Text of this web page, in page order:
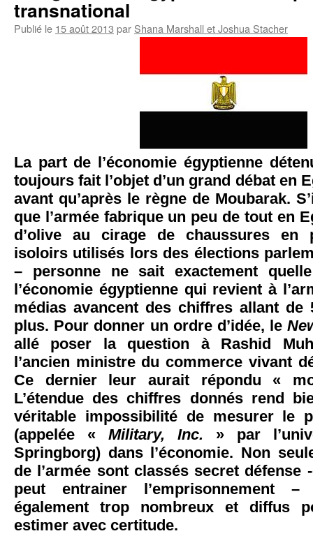
transnational
Publié le 15 août 2013 par Shana Marshall et Joshua Stacher
La part de l’économie égyptienne
toujours fait l’objet d’un grand débat en
avant qu’après le règne de Moubarak.
que l’armée fabrique un peu de tout en
d’olive au cirage de chaussures en
isoloirs utilisés lors des élections
– personne ne sait exactement
l’économie égyptienne qui revient à
médias avancent des chiffres allant de
plus. Pour donner un ordre d’idée, le
allé poser la question à Rashid
l’ancien ministre du commerce vivant
Ce dernier leur aurait répondu «
L’étendue des chiffres donnés rend
véritable impossibilité de mesurer le
(appelée « Military, Inc. » par
Springborg) dans l’économie. Non
de l’armée sont classés secret défense
peut entrainer l’emprisonnement
également trop nombreux et diffus
estimer avec certitude.